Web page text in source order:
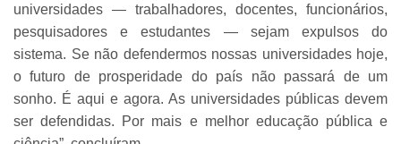
universidades — trabalhadores, docentes, funcionários,
pesquisadores e estudantes — sejam expulsos do
sistema. Se não defendermos nossas universidades hoje,
o futuro de prosperidade do país não passará de um
sonho. É aqui e agora. As universidades públicas devem
ser defendidas. Por mais e melhor educação pública e